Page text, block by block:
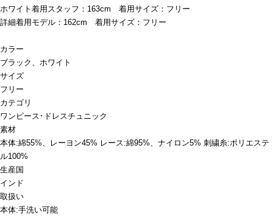
ホワイト着用スタッフ：163cm 着用サイズ：フリー
詳細着用モデル：162cm 着用サイズ：フリー
カラー
ブラック、ホワイト
サイズ
フリー
カテゴリ
ワンピース･ドレスチュニック
素材
本体:綿55%、レーヨン45% レース:綿95%、ナイロン5% 刺繍糸:ポリエステ
ル100%
生産国
インド
取扱い
本体:手洗い可能